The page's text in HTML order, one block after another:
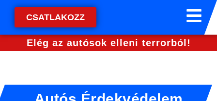
CSATLAKOZZ
Elég az autósok elleni terrorból!